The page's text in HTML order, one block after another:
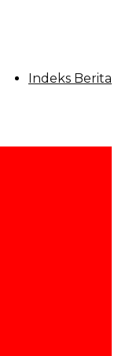
Indeks Berita